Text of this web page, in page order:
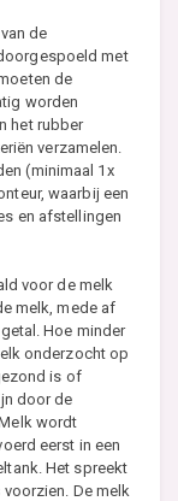
de
met
de
worden
het rubber
verzamelen.
(minimaal 1x
waarbij een
en afstellingen
voor de melk
melk, mede af
Hoe minder
onderzocht op
is of
door de
wordt
eerst in een
Het spreekt
De melk